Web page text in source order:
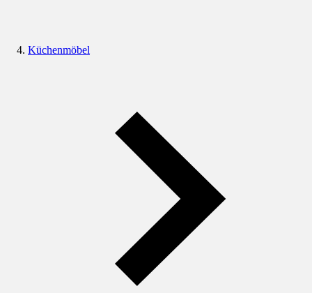
Küchenmöbel